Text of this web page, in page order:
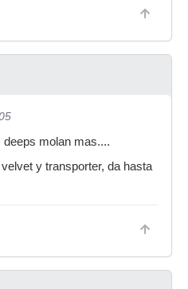
molan mas....
y transporter, da hasta